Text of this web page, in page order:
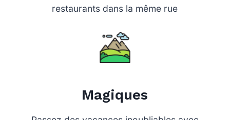
restaurants dans la même rue
Magiques